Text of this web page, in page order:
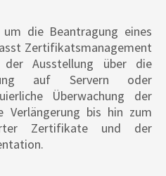
die Beantragung eines
Zertifikatsmanagement
Ausstellung über die
auf Servern oder
Überwachung der
Verlängerung bis hin zum
Zertifikate und der